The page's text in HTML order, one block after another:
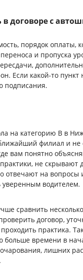
в договоре с
порядок оплаты,
и пропуска
Если какой-то пункт
подписания.
на категорию B в
филиал и не
вам понятно
не скрывают
отвечают на вопросы
уверенным водителем.
сравнить
договор,
практика.
больше времени в
лишних